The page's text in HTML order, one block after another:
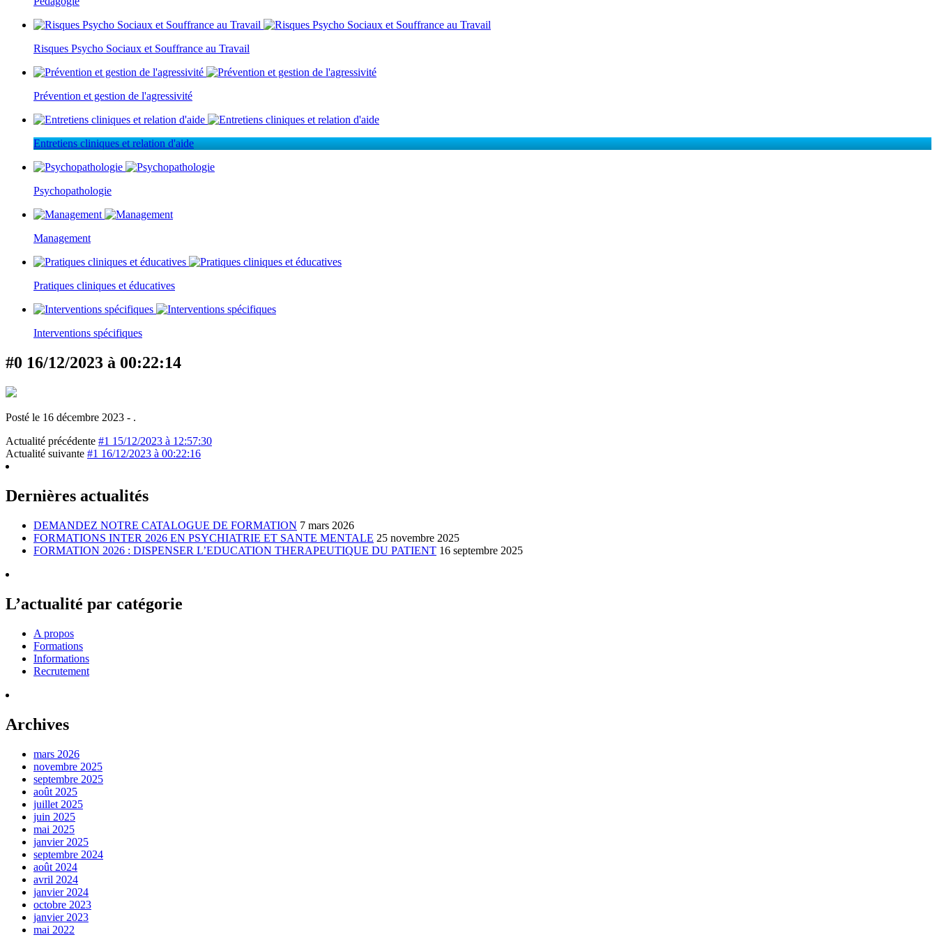
Risques Psycho Sociaux et Souffrance au Travail
Prévention et gestion de l'agressivité
Entretiens cliniques et relation d'aide
Psychopathologie
Management
Pratiques cliniques et éducatives
Interventions spécifiques
#0 16/12/2023 à 00:22:14
Posté le 16 décembre 2023 - .
Actualité précédente #1 15/12/2023 à 12:57:30
Actualité suivante #1 16/12/2023 à 00:22:16
Dernières actualités
DEMANDEZ NOTRE CATALOGUE DE FORMATION 7 mars 2026
FORMATIONS INTER 2026 EN PSYCHIATRIE ET SANTE MENTALE 25 novembre 2025
FORMATION 2026 : DISPENSER L’EDUCATION THERAPEUTIQUE DU PATIENT 16 septembre 2025
L’actualité par catégorie
A propos
Formations
Informations
Recrutement
Archives
mars 2026
novembre 2025
septembre 2025
août 2025
juillet 2025
juin 2025
mai 2025
janvier 2025
septembre 2024
août 2024
avril 2024
janvier 2024
octobre 2023
janvier 2023
mai 2022